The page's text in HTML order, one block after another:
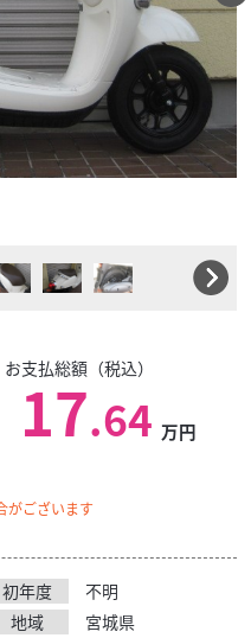
お支払総額（税込）
17.64 万円
がございます
初年度
不明
地域
宮城県